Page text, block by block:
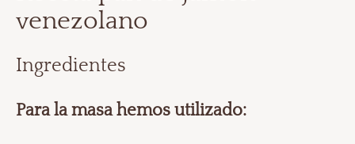
venezolano
Ingredientes
Para la masa hemos utilizado: